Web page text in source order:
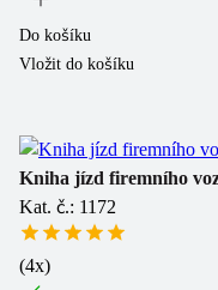
Do košíku
Vložit do košíku
Kniha jízd firemního
Kat. č.: 1172
(4x)